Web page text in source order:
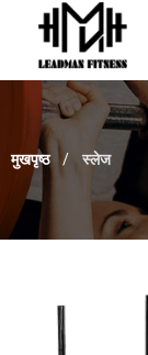
मुखपृष्ठ स्लेज